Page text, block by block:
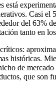
Casi
del 63%
tanto en
históricas.
de
que